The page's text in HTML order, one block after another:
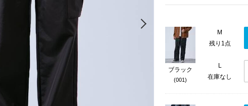
ブラック
(001)
M
残り1点
L
在庫なし